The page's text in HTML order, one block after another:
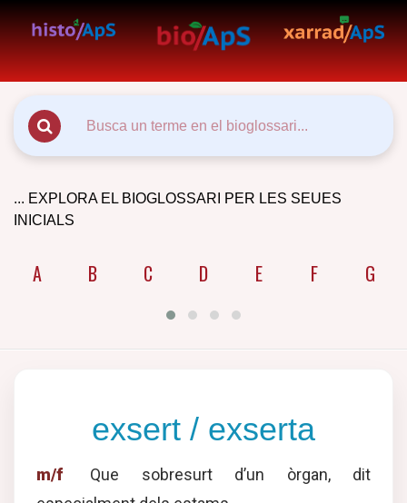
... EXPLORA EL BIOGLOSSARI PER LES SEUES
INICIALS
A B C D E F G
exsert / exserta
m/f
Que sobresurt d’un òrgan, dit